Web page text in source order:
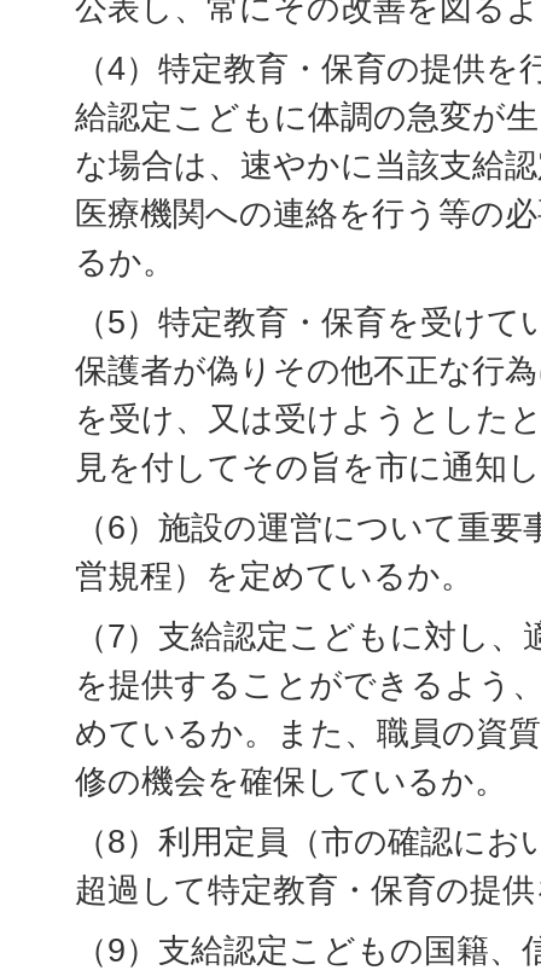
公表し、常にその改善を図る
（4）特定教育・保育の提供
給認定こどもに体調の急変が
な場合は、速やかに当該支給
医療機関への連絡を行う等の
るか。
（5）特定教育・保育を受け
保護者が偽りその他不正な行
を受け、又は受けようとした
見を付してその旨を市に通知
（6）施設の運営について重
営規程）を定めているか。
（7）支給認定こどもに対し
を提供することができるよう
めているか。また、職員の資
修の機会を確保しているか。
（8）利用定員（市の確認に
超過して特定教育・保育の提
（9）支給認定こどもの国籍